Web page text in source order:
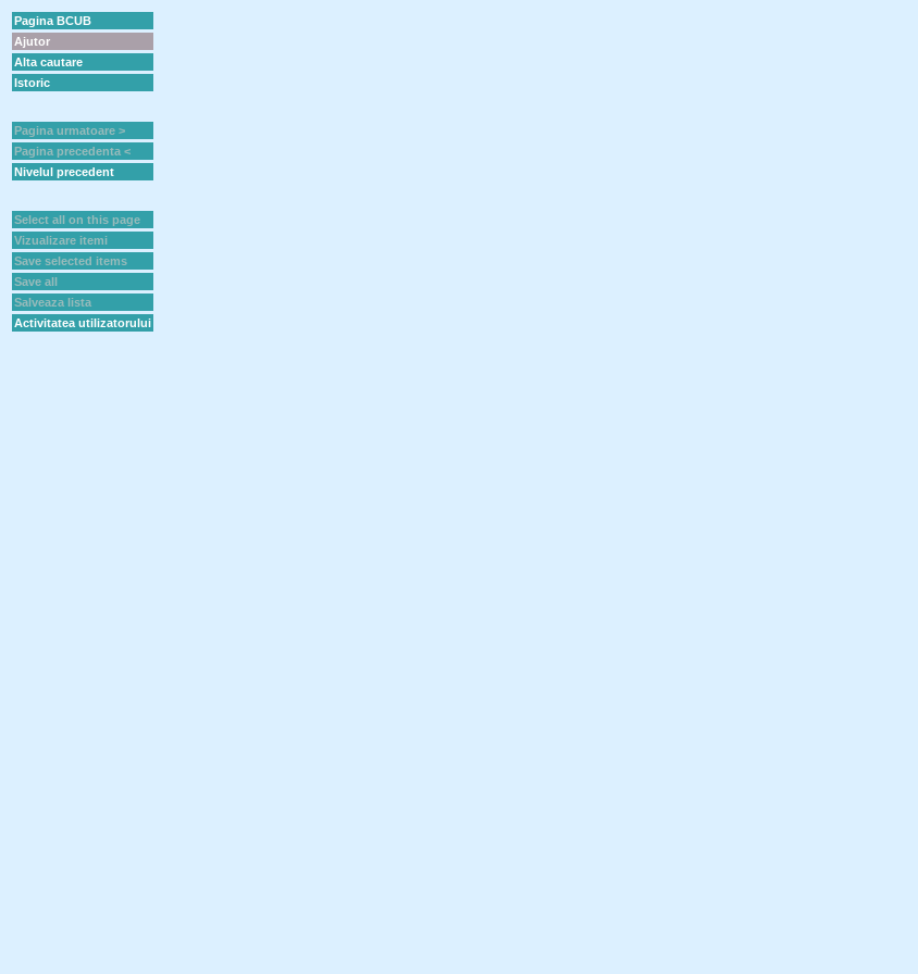
Pagina BCUB
Ajutor
Alta cautare
Istoric
Pagina urmatoare >
Pagina precedenta <
Nivelul precedent
Select all on this page
Vizualizare itemi
Save selected items
Save all
Salveaza lista
Activitatea utilizatorului